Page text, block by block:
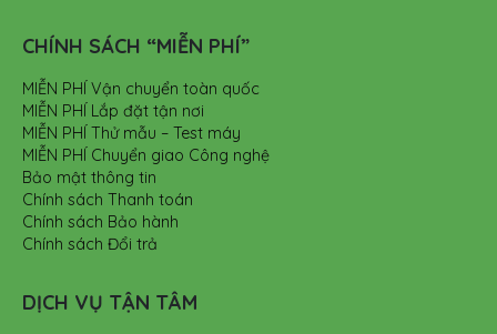
CHÍNH SÁCH “MIỄN PHÍ”
MIỄN PHÍ Vận chuyển toàn quốc
MIỄN PHÍ Lắp đặt tận nơi
MIỄN PHÍ Thử mẫu – Test máy
MIỄN PHÍ Chuyển giao Công nghệ
Bảo mật thông tin
Chính sách Thanh toán
Chính sách Bảo hành
Chính sách Đổi trả
DỊCH VỤ TẬN TÂM